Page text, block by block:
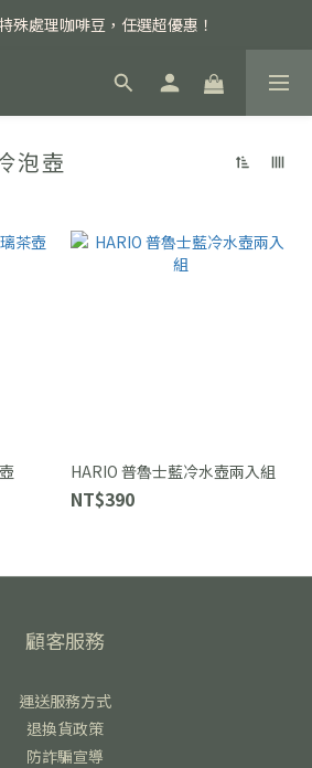
殊處理咖啡豆，任選超優惠！
殊處理咖啡豆，任選超優惠！
新鮮手選豆，用心看得見！
百元購物金，消費滿額再享免運費！
殊處理咖啡豆，任選超優惠！
泡壺
HARIO 普魯士藍冷水壺兩入組
NT$390
顧客服務
運送服務方式
退換貨政策
防詐騙宣導